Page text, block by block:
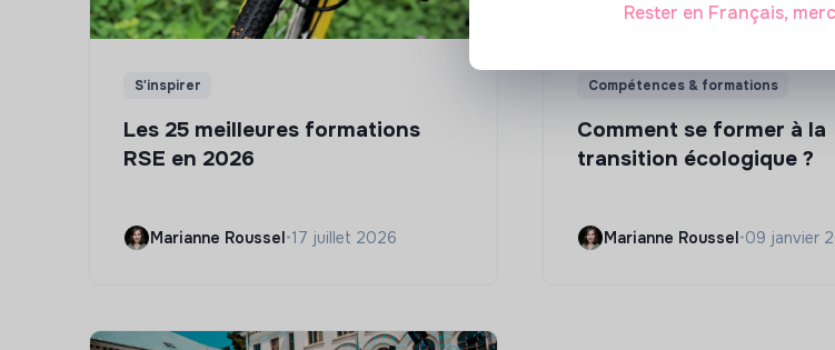
S'inspirer
Les 25 meilleures formations
RSE en 2026
Marianne Roussel•17 juillet 2026
Compétences & formations
Comment se former à la
transition écologique ?
Marianne Roussel•09 janvier
Rester en Français,